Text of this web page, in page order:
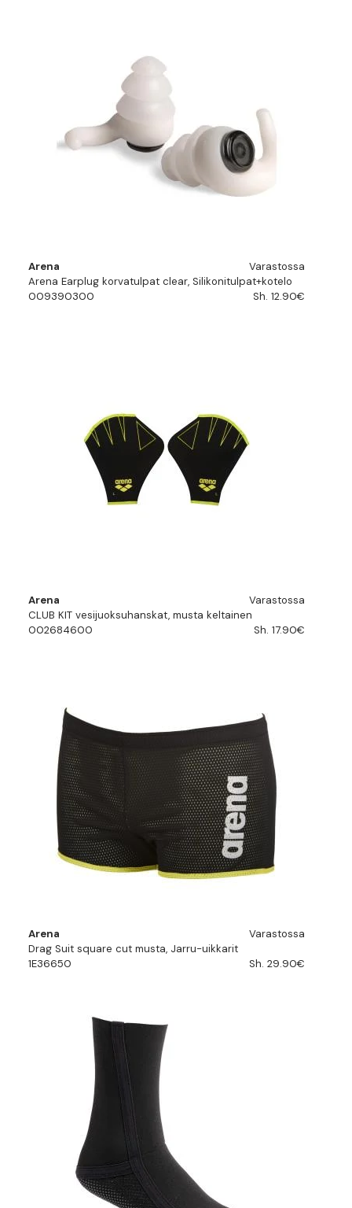
Arena
Varastossa
Arena Earplug korvatulpat clear, Silikonitulpat+kotelo
009390300
Sh. 12.90€
Arena
Varastossa
CLUB KIT vesijuoksuhanskat, musta keltainen
002684600
Sh. 17.90€
Arena
Varastossa
Drag Suit square cut musta, Jarru-uikkarit
1E36650
Sh. 29.90€